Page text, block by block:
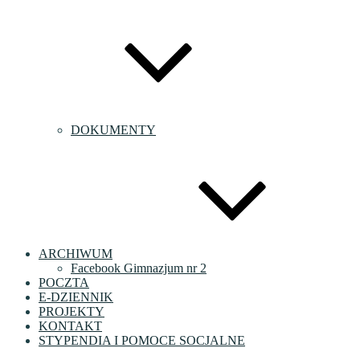
DOKUMENTY
ARCHIWUM
Facebook Gimnazjum nr 2
POCZTA
E-DZIENNIK
PROJEKTY
KONTAKT
STYPENDIA I POMOCE SOCJALNE